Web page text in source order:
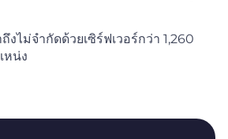
งไม่จำกัดด้วยเซิร์ฟเวอร์กว่า 1,260
หน่ง